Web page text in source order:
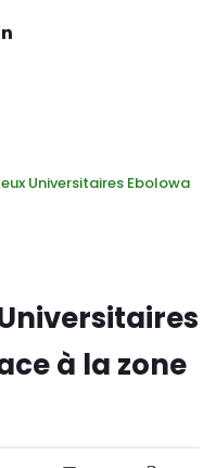
Universitaires Ebolowa
à la zone